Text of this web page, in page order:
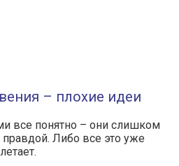
– плохие идеи
все понятно – они слишком
Либо все это уже